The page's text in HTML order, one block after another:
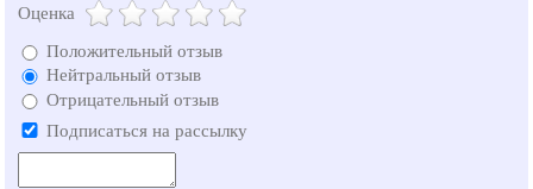
Оценка
Положительный отзыв
Нейтральный отзыв
Отрицательный отзыв
Подписаться на рассылку